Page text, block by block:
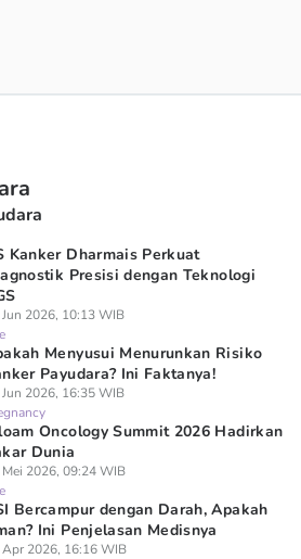
Kanker Dharmais Perkuat
Presisi dengan Teknologi
2026, 10:13 WIB
Menyusui Menurunkan Risiko
Payudara? Ini Faktanya!
2026, 16:35 WIB
Oncology Summit 2026 Hadirkan
Dunia
2026, 09:24 WIB
Bercampur dengan Darah, Apakah
Ini Penjelasan Medisnya
2026, 16:16 WIB